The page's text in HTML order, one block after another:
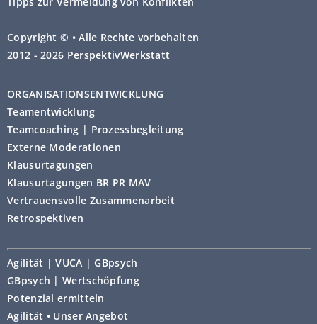
Copyright © • Alle Rechte vorbehalten
2012 - 2026 PerspektivWerkstatt
ORGANISATIONSENTWICKLUNG
Teamentwicklung
Teamcoaching | Prozessbegleitung
Externe Moderationen
Klausurtagungen
Klausurtagungen BR PR MAV
Vertrauensvolle Zusammenarbeit
Retrospektiven
Agilität | VUCA | GBpsych
GBpsych | Wertschöpfung
Potenzial ermitteln
Agilität • Unser Angebot